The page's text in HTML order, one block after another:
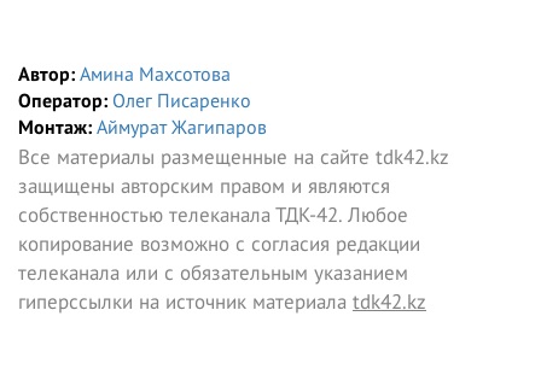
Автор: Амина Махсотова
Оператор: Олег Писаренко
Монтаж: Аймурат Жагипаров
Все материалы размещенные на сайте tdk42.kz
защищены авторским правом и являются
собственностью телеканала ТДК-42. Любое
копирование возможно с согласия редакции
телеканала или с обязательным указанием
гиперссылки на источник материала tdk42.kz